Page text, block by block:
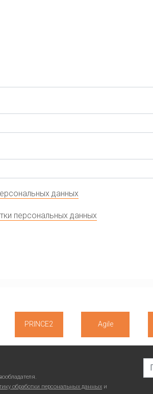
данных
персональных данных
PRINCE2 Agile
обработки персональных данных и